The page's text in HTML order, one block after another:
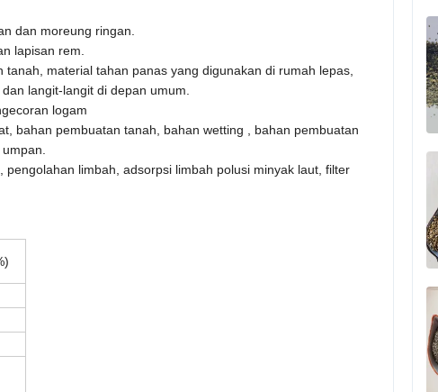
dan moreung ringan.
lapisan rem.
tanah, material tahan panas yang digunakan di rumah lepas,
langit-langit di depan umum.
logam
bahan pembuatan tanah, bahan wetting , bahan pembuatan
pengolahan limbah, adsorpsi limbah polusi minyak laut, filter